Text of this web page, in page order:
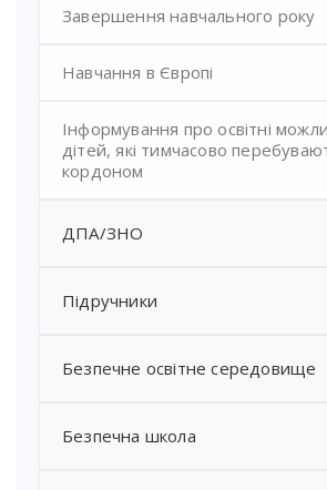
Завершення навчального року
Навчання в Європі
Інформування про освітні
дітей, які тимчасово
кордоном
ДПА/ЗНО
Підручники
Безпечне освітне середовище
Безпечна школа